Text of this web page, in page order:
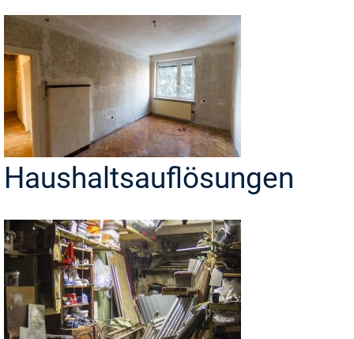
Haushaltsauflösungen